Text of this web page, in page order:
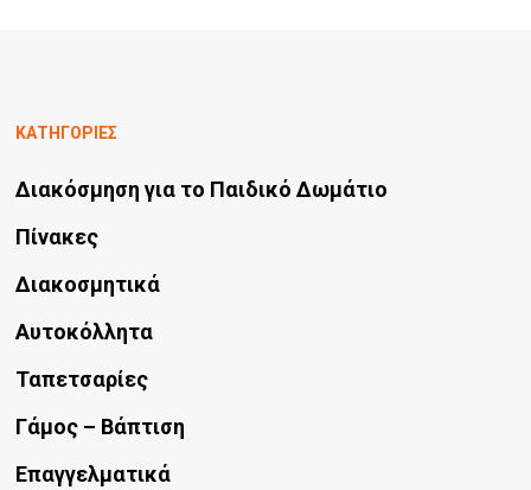
ΚΑΤΗΓΟΡΙΕΣ
Διακόσμηση για το Παιδικό Δωμάτιο
Πίνακες
Διακοσμητικά
Αυτοκόλλητα
Ταπετσαρίες
Γάμος – Βάπτιση
Επαγγελματικά